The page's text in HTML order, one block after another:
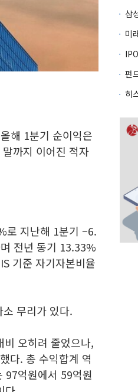
해 1분기 순이익은
까지 이어진 적자
로 지난해 1분기 –6.
전년 동기 13.33%
기준 자기자본비율
무리가 있다.
오히려 줄었으나,
다. 총 수익합계 역
97억원에서 59억원